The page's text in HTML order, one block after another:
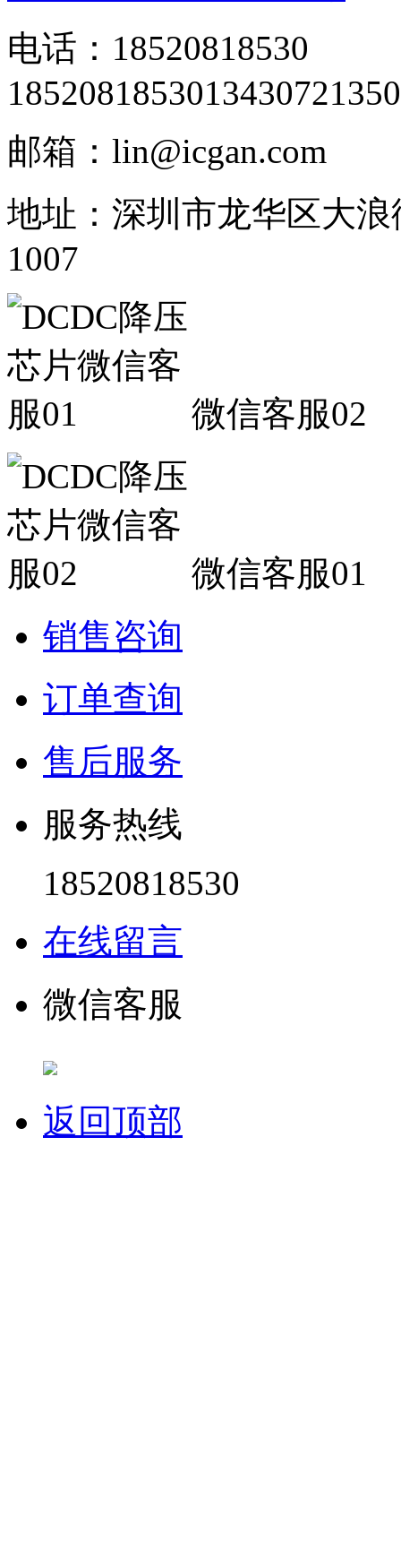
电话：18520818530
1852081853013430721350
邮箱：lin@icgan.com
地址：深圳市龙华区大
1007
微信客服02
微信客服01
销售咨询
订单查询
售后服务
服务热线
18520818530
在线留言
微信客服
返回顶部